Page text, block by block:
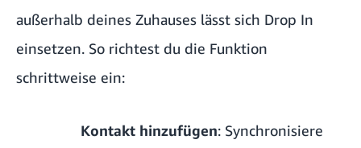
außerhalb deines Zuhauses lässt sich Drop In
einsetzen. So richtest du die Funktion
schrittweise ein:
Kontakt hinzufügen: Synchronisiere